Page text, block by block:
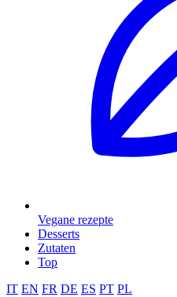
Vegane rezepte
Desserts
Zutaten
Top
IT EN FR DE ES PT PL